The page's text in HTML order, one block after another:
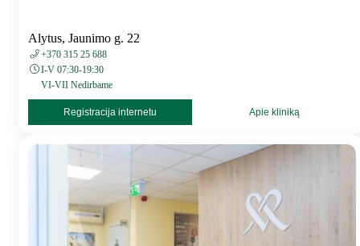
Alytus, Jaunimo g. 22
+370 315 25 688
I-V 07:30-19:30
VI-VII Nedirbame
Registracija internetu Apie kliniką